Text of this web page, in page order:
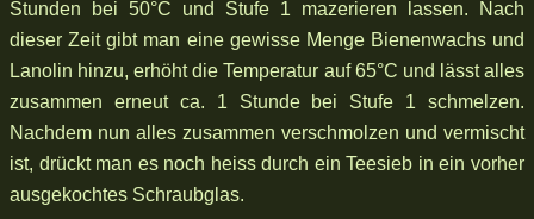
Stunden bei 50°C und Stufe 1 mazerieren lassen. Nach
dieser Zeit gibt man eine gewisse Menge Bienenwachs und
Lanolin hinzu, erhöht die Temperatur auf 65°C und lässt alles
zusammen erneut ca. 1 Stunde bei Stufe 1 schmelzen.
Nachdem nun alles zusammen verschmolzen und vermischt
ist, drückt man es noch heiss durch ein Teesieb in ein vorher
ausgekochtes Schraubglas.